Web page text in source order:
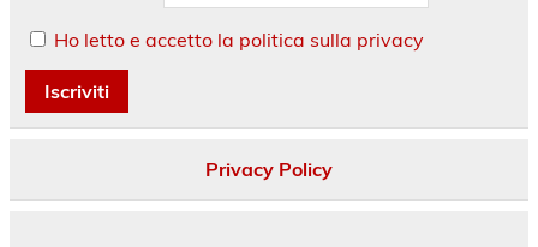
Ho letto e accetto la politica sulla privacy
Privacy Policy